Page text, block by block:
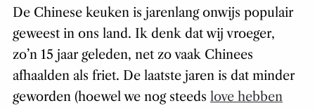
De Chinese keuken is jarenlang onwijs populair
geweest in ons land. Ik denk dat wij vroeger,
zo’n 15 jaar geleden, net zo vaak Chinees
afhaalden als friet. De laatste jaren is dat minder
geworden (hoewel we nog steeds love hebben